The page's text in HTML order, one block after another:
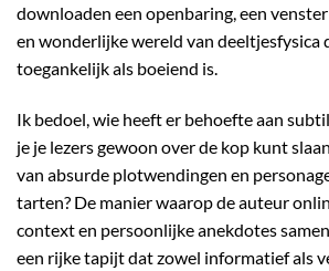
downloaden een openbaring, een
en wonderlijke wereld van deeltjesfysica
toegankelijk als boeiend is.
Ik bedoel, wie heeft er behoefte aan
je je lezers gewoon over de kop kunt
van absurde plotwendingen en
tarten? De manier waarop de auteur
context en persoonlijke anekdotes
een rijke tapijt dat zowel informatief als